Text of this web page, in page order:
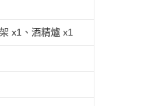
x1、酒精爐 x1